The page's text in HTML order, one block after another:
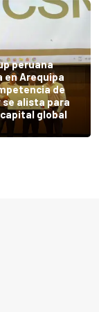
peruana
en Arequipa
de
se alista para
global